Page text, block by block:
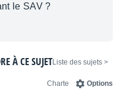
le SAV ?
< Liste des sujets
À CE SUJET
Options
Charte